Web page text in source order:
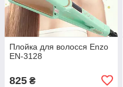
Плойка для волосся Enzo
EN-3128
825 ₴